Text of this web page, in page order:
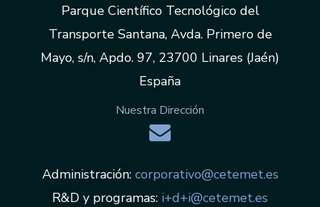
Parque Científico Tecnológico del
Transporte Santana, Avda. Primero de
Mayo, s/n, Apdo. 97, 23700 Linares (Jaén)
España
Nuestra Dirección
Administración: corporativo@cetemet.es
R&D y programas: i+d+i@cetemet.es